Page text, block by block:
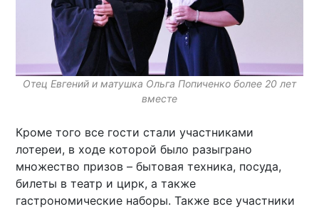
Отец Евгений и матушка Ольга Попиченко более 20 лет
вместе
Кроме того все гости стали участниками
лотереи, в ходе которой было разыграно
множество призов – бытовая техника, посуда,
билеты в театр и цирк, а также
гастрономические наборы. Также все участники